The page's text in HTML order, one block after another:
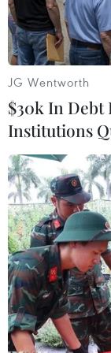
Nhân viên
Theo báo cáo
có khoảng
JG Wentworth
$30k In Debt
Institutions